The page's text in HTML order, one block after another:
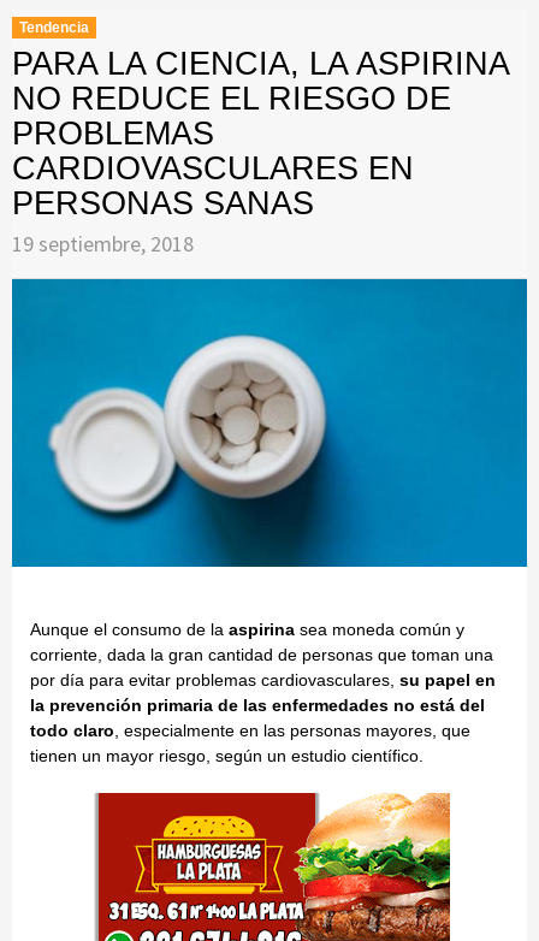
Tendencia
PARA LA CIENCIA, LA ASPIRINA
NO REDUCE EL RIESGO DE
PROBLEMAS
CARDIOVASCULARES EN
PERSONAS SANAS
19 septiembre, 2018
Aunque el consumo de la aspirina sea moneda común y
corriente, dada la gran cantidad de personas que toman una
por día para evitar problemas cardiovasculares, su papel en
la prevención primaria de las enfermedades no está del
todo claro , especialmente en las personas mayores, que
tienen un mayor riesgo, según un estudio científico.